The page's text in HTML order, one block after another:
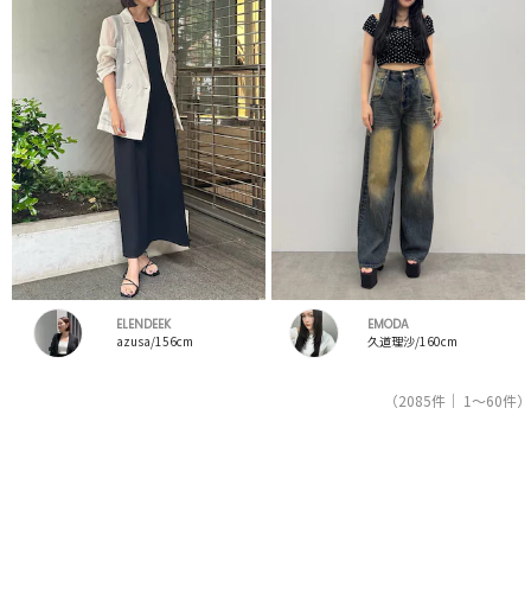
ELENDEEK
azusa/156cm
EMODA
久道理沙/160cm
（2085件｜ 1～60件）